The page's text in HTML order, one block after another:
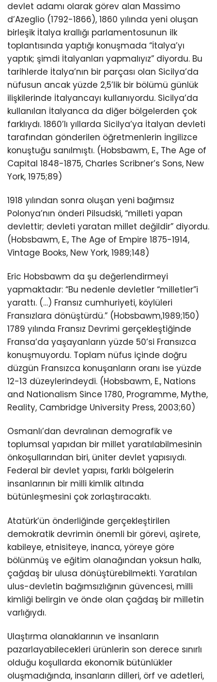
devlet adamı olarak görev alan Massimo
d’Azeglio (1792-1866), 1860 yılında yeni oluşan
birleşik İtalya krallığı parlamentosunun ilk
toplantısında yaptığı konuşmada “İtalya’yı
yaptık; şimdi İtalyanları yapmalıyız” diyordu. Bu
tarihlerde İtalya’nın bir parçası olan Sicilya’da
nüfusun ancak yüzde 2,5’lik bir bölümü günlük
ilişkilerinde İtalyancayı kullanıyordu. Sicilya’da
kullanılan İtalyanca da diğer bölgelerden çok
farklıydı. 1860’lı yıllarda Sicilya’ya İtalyan devleti
tarafından gönderilen öğretmenlerin İngilizce
konuştuğu sanılmıştı. (Hobsbawm, E., The Age of
Capital 1848-1875, Charles Scribner’s Sons, New
York, 1975;89)
1918 yılından sonra oluşan yeni bağımsız
Polonya’nın önderi Pilsudski, “milleti yapan
devlettir; devleti yaratan millet değildir” diyordu.
(Hobsbawm, E., The Age of Empire 1875-1914,
Vintage Books, New York, 1989;148)
Eric Hobsbawm da şu değerlendirmeyi
yapmaktadır: “Bu nedenle devletler “milletler”i
yarattı. (…) Fransız cumhuriyeti, köylüleri
Fransızlara dönüştürdü.” (Hobsbawm,1989;150)
1789 yılında Fransız Devrimi gerçekleştiğinde
Fransa’da yaşayanların yüzde 50’si Fransızca
konuşmuyordu. Toplam nüfus içinde doğru
düzgün Fransızca konuşanların oranı ise yüzde
12-13 düzeylerindeydi. (Hobsbawm, E., Nations
and Nationalism Since 1780, Programme, Mythe,
Reality, Cambridge University Press, 2003;60)
Osmanlı’dan devralınan demografik ve
toplumsal yapıdan bir millet yaratılabilmesinin
önkoşullarından biri, üniter devlet yapısıydı.
Federal bir devlet yapısı, farklı bölgelerin
insanlarının bir milli kimlik altında
bütünleşmesini çok zorlaştıracaktı.
Atatürk’ün önderliğinde gerçekleştirilen
demokratik devrimin önemli bir görevi, aşirete,
kabileye, etnisiteye, inanca, yöreye göre
bölünmüş ve eğitim olanağından yoksun halkı,
çağdaş bir ulusa dönüştürebilmekti. Yaratılan
ulus-devletin bağımsızlığının güvencesi, milli
kimliği belirgin ve önde olan çağdaş bir milletin
varlığıydı.
Ulaştırma olanaklarının ve insanların
pazarlayabilecekleri ürünlerin son derece sınırlı
olduğu koşullarda ekonomik bütünlükler
oluşmadığında, insanların dilleri, örf ve adetleri,